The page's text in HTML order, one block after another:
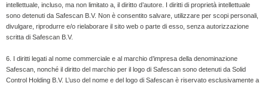
intellettuale, incluso, ma non limitato a, il diritto d’autore. I diritti di proprietà intellettuale
sono detenuti da Safescan B.V. Non è consentito salvare, utilizzare per scopi personali,
divulgare, riprodurre e/o rielaborare il sito web o parte di esso, senza autorizzazione
scritta di Safescan B.V.
6. I diritti legati al nome commerciale e al marchio d’impresa della denominazione
Safescan, nonché il diritto del marchio per il logo di Safescan sono detenuti da Solid
Control Holding B.V. L’uso del nome e del logo di Safescan è riservato esclusivamente a